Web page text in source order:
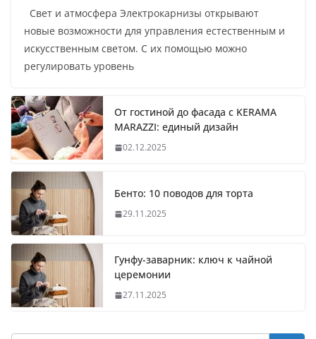
Свет и атмосфера Электрокарнизы открывают
новые возможности для управления естественным и
искусственным светом. С их помощью можно
регулировать уровень
От гостиной до фасада с KERAMA
MARAZZI: единый дизайн
02.12.2025
Бенто: 10 поводов для торта
29.11.2025
Гунфу-заварник: ключ к чайной
церемонии
27.11.2025